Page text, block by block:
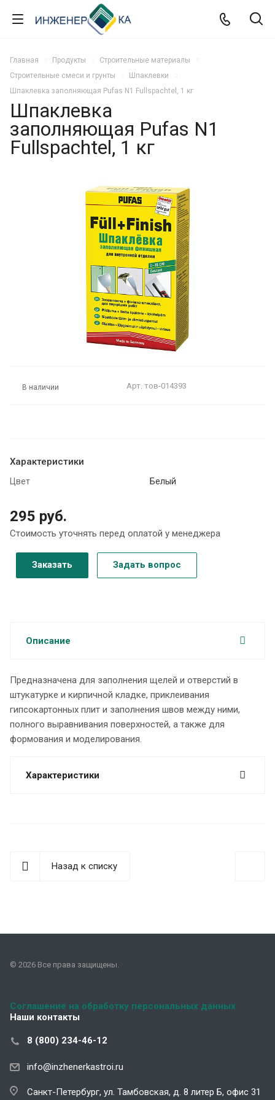
Главная Продукты
Строительные материалы
Строительные смеси и грунты
Шпаклевки
Шпаклевка заполняющая Pufas N1 Fullspachtel, 1 кг
Шпаклевка
заполняющая Pufas N1
Fullspachtel, 1 кг
В наличии Арт. тов-014393
Характеристики
Цвет Белый
295 руб.
Стоимость уточнять перед оплатой у менеджера
Заказать Задать вопрос
Описание
Предназначена для заполнения щелей и отверстий в
штукатурке и кирпичной кладке, приклеивания
гипсокартонных плит и заполнения швов между ними,
полного выравнивания поверхностей, а также для
формования и моделирования.
Характеристики
Назад к списку
© 2026 Все права защищены.
Соглашение на обработку персональных данных
Наши контакты
8 (800) 234-46-12
info@inzhenerkastroi.ru
Санкт-Петербург, ул. Тамбовская, д. 8 литер Б, офис 31